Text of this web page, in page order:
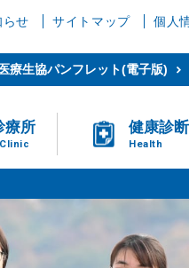
らせ サイトマップ 個人
療生協パンフレット(電子版)
療所 健康診断
Health